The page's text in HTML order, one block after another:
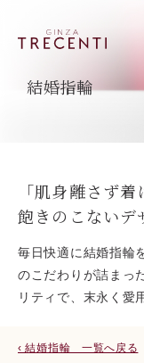
結婚指輪
「肌身離さず
飽きのこないデ
毎日快適に結婚指輪
のこだわりが詰まっ
リティで、末永く愛
‹ 結婚指輪 一覧へ戻る